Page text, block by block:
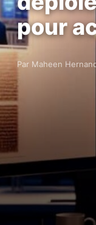
pour
Par Maheen